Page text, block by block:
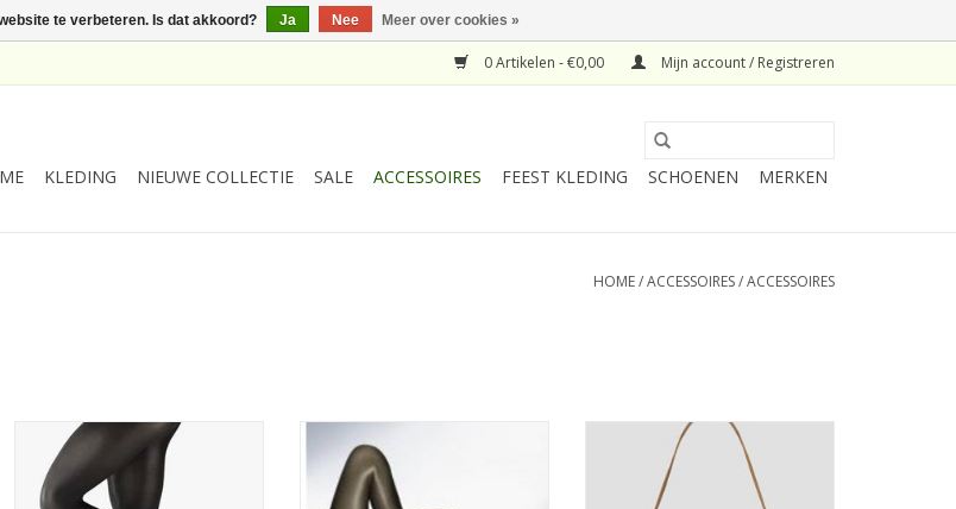
0 Artikelen - €0,00 Mijn account / Registreren
KLEDING NIEUWE COLLECTIE SALE ACCESSOIRES FEEST KLEDING SCHOENEN MERKEN
HOME/ACCESSOIRES/ACCESSOIRES
Zwarte 80 denier panty van Falke
TOEVOEGEN AAN WINKELWAGEN
antraciet van Falke.
TOEVOEGEN AAN WINKELWAGEN
PENNYBLACK Tas Apache Taupe
TOEVOEGEN AAN WINKELWAGEN
te verbeteren. Is dat akkoord? Ja Nee Meer over cookies »